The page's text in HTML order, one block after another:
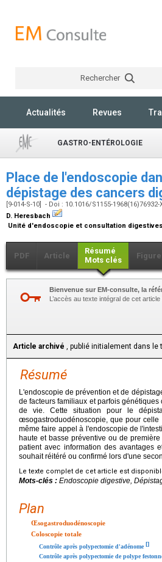
Rechercher
Actualités Revues
GASTRO-ENTÉROLOGIE
Place de l'endoscopie
dépistage des cancers
[9-014-S-10] - Doi : 10.1016/S1155-1968(16)76932-
D. Heresbach
Unité d'endoscopie et consultation
PDF Article
Résumé
Mots clés
Bienvenue sur EM-consulte, la
L’accès au texte intégral de cet
Article archivé , publié initialement dans le
Résumé
L'endoscopie de prévention et de
de facteurs familiaux et parfois
de vie. Cette situation pour le
œsogastroduodénoscopie, que pour
même faire appel à l'endoscopie de
haute et basse préventive ou de
patient avec information des avantages
souhait réitéré ou confirmé lors d'une
Le texte complet de cet article est
Mots-clés : Endoscopie digestive,
Plan
Œsogastroduodénoscopie
Coloscopie totale
Contrôle après polypectomie d'adénome[]
Contrôle après polypectomie de polype